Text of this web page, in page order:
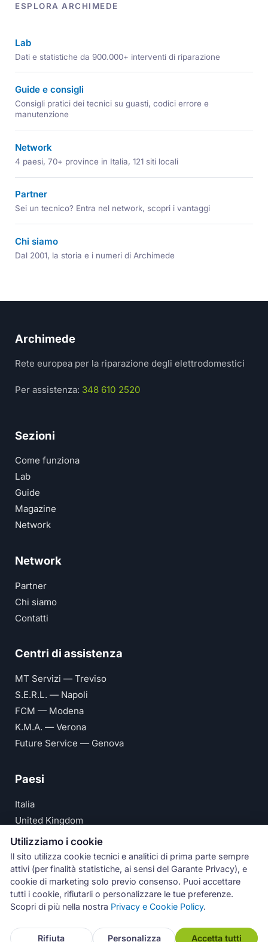
ESPLORA ARCHIMEDE
Lab
Dati e statistiche da 900.000+ interventi di riparazione
Guide e consigli
Consigli pratici dei tecnici su guasti, codici errore e
manutenzione
Network
4 paesi, 70+ province in Italia, 121 siti locali
Partner
Sei un tecnico? Entra nel network, scopri i vantaggi
Chi siamo
Dal 2001, la storia e i numeri di Archimede
Archimede
Rete europea per la riparazione degli elettrodomestici
Per assistenza: 348 610 2520
Sezioni
Come funziona
Lab
Guide
Magazine
Network
Network
Partner
Chi siamo
Contatti
Centri di assistenza
MT Servizi — Treviso
S.E.R.L. — Napoli
FCM — Modena
K.M.A. — Verona
Future Service — Genova
Paesi
Italia
United Kingdom
Deutschland
España
© Numeri Primi Srl — P.IVA IT11621120960 ·Privacy e
Cookie Policy
Utilizziamo i cookie
Il sito utilizza cookie tecnici e analitici di prima parte sempre
attivi (per finalità statistiche, ai sensi del Garante Privacy), e
cookie di marketing solo previo consenso. Puoi accettare
tutti i cookie, rifiutarli o personalizzare le tue preferenze.
Scopri di più nella nostra Privacy e Cookie Policy.
Rifiuta Personalizza Accetta tutti